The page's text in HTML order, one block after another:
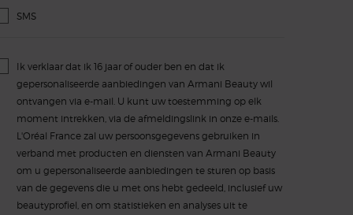
SMS
Ik verklaar dat ik 16 jaar of ouder ben en dat ik
gepersonaliseerde aanbiedingen van Armani Beauty wil
ontvangen via e-mail. U kunt uw toestemming op elk
moment intrekken, via de afmeldingslink in onze e-mails.
L'Oréal France zal uw persoonsgegevens gebruiken in
verband met producten en diensten van Armani Beauty
om u gepersonaliseerde aanbiedingen te sturen op basis
van de gegevens die u met ons hebt gedeeld, inclusief uw
beautyprofiel, en om statistieken en analyses uit te